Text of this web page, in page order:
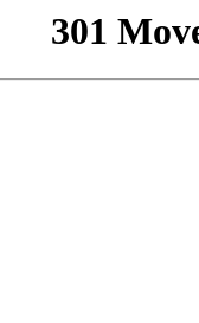
301